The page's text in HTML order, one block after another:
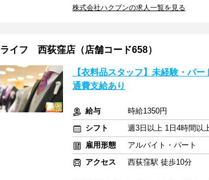
株式会社ハクブンの求人一覧を見る
ライフ 西荻窪店（店舗コード658）
【衣料品スタッフ】未経験・パ
通費支給あり
給与
時給1350円
シフト
週3日以上 1日4時間以
雇用形態
アルバイト・パート
アクセス
西荻窪駅 徒歩10分